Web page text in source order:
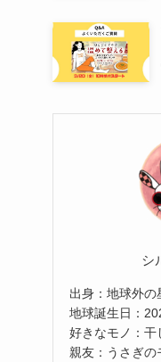
シ
出身：地球外の
地球誕生日：
好きなモノ：干
親友：うさぎの